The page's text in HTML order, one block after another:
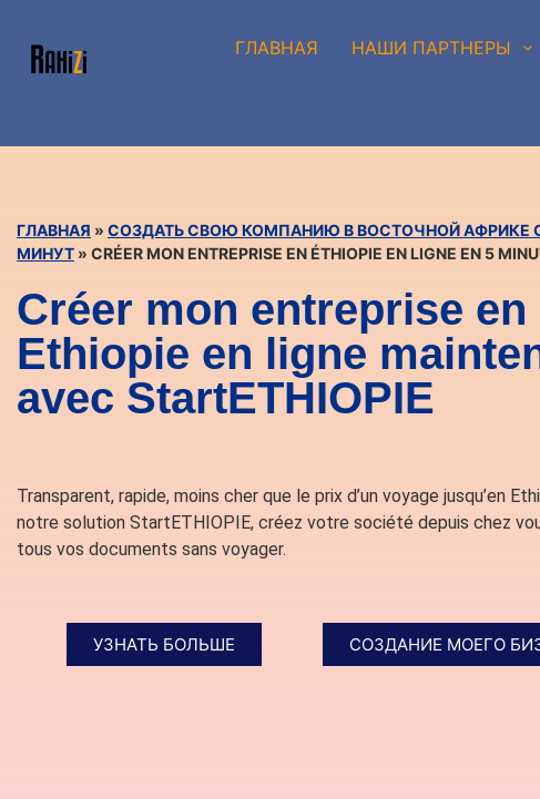
ГЛАВНАЯ НАШИ ПАРТНЕРЫ
ГЛАВНАЯ » СОЗДАТЬ СВОЮ КОМПАНИЮ В ВОСТОЧНОЙ АФРИКЕ
МИНУТ » CRÉER MON ENTREPRISE EN ÉTHIOPIE EN LIGNE EN 5
Créer mon entreprise en
Ethiopie en ligne
avec StartETHIOPIE
Transparent, rapide, moins cher que le prix d’un voyage jusqu’en
notre solution StartETHIOPIE, créez votre société depuis chez
tous vos documents sans voyager.
УЗНАТЬ БОЛЬШЕ СОЗДАНИЕ МОЕГО